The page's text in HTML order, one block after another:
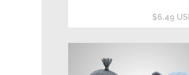
$6.49